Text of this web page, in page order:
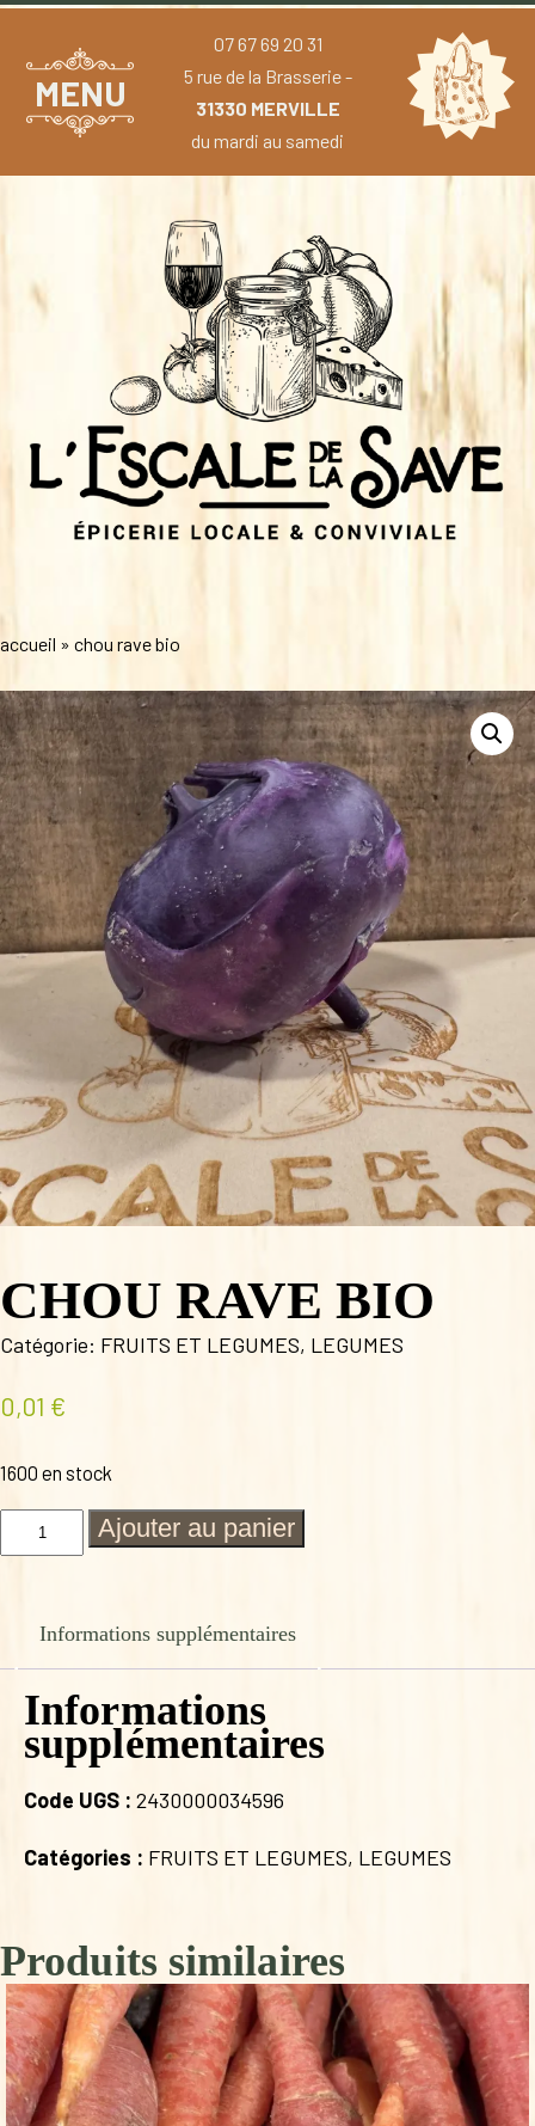
MENU
07 67 69 20 31
5 rue de la Brasserie -
31330 MERVILLE
du mardi au samedi
accueil » chou rave bio
CHOU RAVE BIO
Catégorie: FRUITS ET LEGUMES, LEGUMES
0,01 €
1600 en stock
quantité
Ajouter au panier
Informations supplémentaires
Informations
supplémentaires
Code UGS : 2430000034596
Catégories : FRUITS ET LEGUMES, LEGUMES
Produits similaires